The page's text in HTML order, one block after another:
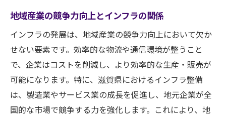
地域産業の競争力向上とインフラの関係
インフラの発展は、地域産業の競争力向上において欠か
せない要素です。効率的な物流や通信環境が整うこと
で、企業はコストを削減し、より効率的な生産・販売が
可能になります。特に、滋賀県におけるインフラ整備
は、製造業やサービス業の成長を促進し、地元企業が全
国的な市場で競争する力を強化します。これにより、地